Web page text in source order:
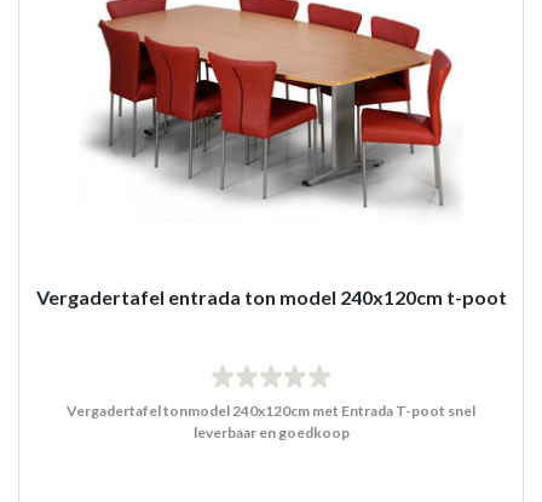
Vergadertafel entrada ton model 240x120cm t-poot
Vergadertafel tonmodel 240x120cm met Entrada T-poot snel
leverbaar en goedkoop